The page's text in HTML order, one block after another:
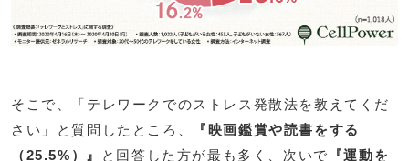
そこで、「テレワークでのストレス発散法を教えてくだ
さい」と質問したところ、
『映画鑑賞や読書をする
（25.5%）』
と回答した方が最も多く、次いで 『運動を